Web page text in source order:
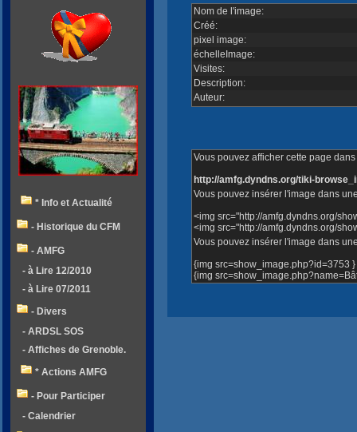
Nom de l'image:
Créé:
pixel image:
échelleImage:
Visites:
Description:
Auteur:
Vous pouvez afficher cette page
http://amfg.dyndns.org/tiki-
Vous pouvez insérer l'image dans
<img src="http://amfg.dyndns.org/
<img src="http://amfg.dyndns.org/
Vous pouvez insérer l'image dans
{img src=show_image.php?id=3753 }
{img
* Info et Actualité
- Historique du CFM
- AMFG
- à Lire 12/2010
- à Lire 07/2011
- Divers
- ARDSL SOS
- Affiches de Grenoble.
* Actions AMFG
- Pour Participer
- Calendrier